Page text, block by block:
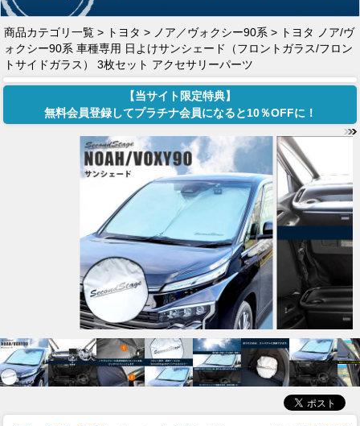
商品カテゴリ一覧 > トヨタ > ノア／ヴォクシー90系 > トヨタ ノア/ヴ
ォクシー90系 車種専用 日よけサンシェード（フロントガラス/フロン
トサイドガラス） 3枚セット アクセサリーパーツ
【当サイト限定特典】
無料会員登録してプラチナ会員になると10％OFFに！